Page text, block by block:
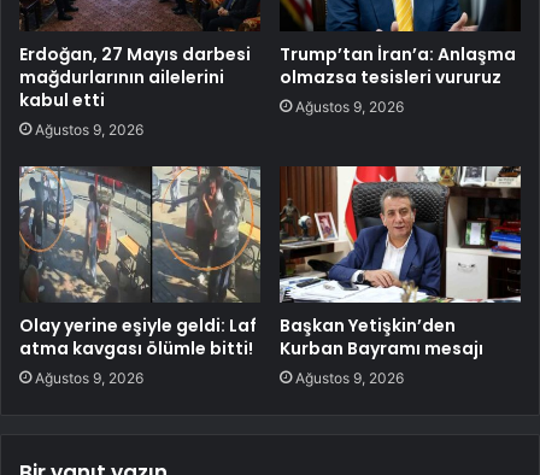
Erdoğan, 27 Mayıs darbesi
mağdurlarının ailelerini
kabul etti
Ağustos 9, 2026
Trump’tan İran’a: Anlaşma
olmazsa tesisleri vururuz
Ağustos 9, 2026
Olay yerine eşiyle geldi: Laf
atma kavgası ölümle bitti!
Ağustos 9, 2026
Başkan Yetişkin’den
Kurban Bayramı mesajı
Ağustos 9, 2026